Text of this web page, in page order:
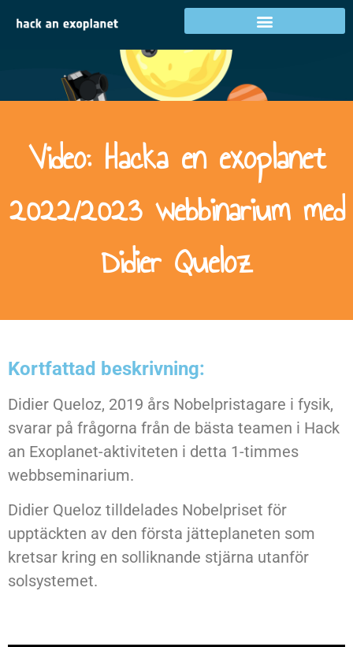
Video: Hacka en exoplanet
2022/2023 webbinarium med
Didier Queloz
Kortfattad beskrivning:
Didier Queloz, 2019 års Nobelpristagare i fysik,
svarar på frågorna från de bästa teamen i Hack
an Exoplanet-aktiviteten i detta 1-timmes
webbseminarium.
Didier Queloz tilldelades Nobelpriset för
upptäckten av den första jätteplaneten som
kretsar kring en solliknande stjärna utanför
solsystemet.